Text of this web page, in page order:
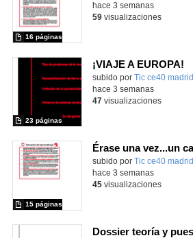
16 páginas
hace 3 semanas
59visualizaciones
¡VIAJE A EUROPA!
subido por Tic ce40 madrid
23 páginas
hace 3 semanas
47visualizaciones
subido por Tic ce40 madrid
15 páginas
hace 3 semanas
45visualizaciones